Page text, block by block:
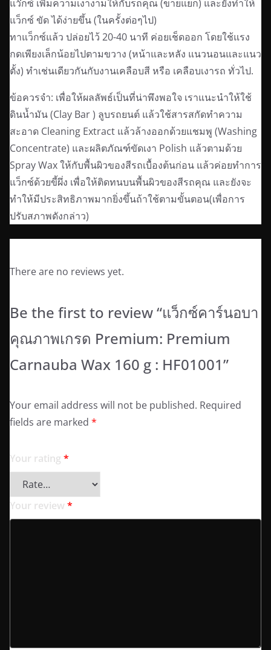
แว๊กซ์ เพิ่มความเงางามให้กับรถคุณ (ขายแยก) และยังทำให้
แว็กซ์ ขัด ได้ง่ายขึ้น (ในครั้งต่อๆไป)
ทาแว็กซ์แล้ว ปล่อยไว้ 20-40 นาที ค่อยเช็ดออก โดยใช้แรง
กดเพียงเล็กน้อยไปตามขวาง (หน้าและหลัง แนวนอนและแนว
ตั้ง) ทำเช่นเดียวกันกับงานเคลือบสี หรือ เคลือบเงารถ ทั่วไป.
ข้อควรจำ: เพื่อให้ผลลัพธ์เป็นที่น่าพึงพอใจ เราแนะนำให้ใช้
ดินน้ำมัน (Clay Bar ) ลูบรถยนต์ แล้วใช้สารสกัดทำความ
สะอาด Cleaning Extract แล้วล้างออกด้วยแชมพู (Washing
Concentrate) และผลิตภัณฑ์ขัดเงา Polish แล้วตามด้วย
Spray Wax ให้กับพื้นผิวของสีรถเบื้องต้นก่อน แล้วค่อยทำการ
แว็กซ์ด้วยขี้ผึ่ง เพื่อให้ติดทนบนพื้นผิวของสีรถคุณ และยังจะ
ทำให้มีประสิทธิภาพมากยิ่งขึ้นถ้าใช้ตามขั้นตอน(เพื่อการ
ปรับสภาพดังกล่าว)
There are no reviews yet.
Be the first to review “แว็กซ์คาร์นอบา
คุณภาพเกรด Premium: Premium
Carnauba Wax 160 g : HF01001”
Your email address will not be published. Required
fields are marked *
Your rating *
Your review *